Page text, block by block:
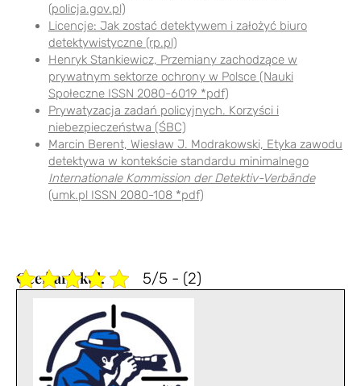
(policja.gov.pl)
Licencje: Jak zostać detektywem i założyć biuro
detektywistyczne (rp.pl)
Henryk Stankiewicz, Przemiany zachodzące w
prywatnym sektorze ochrony w Polsce (Nauki
Społeczne ISSN 2080-6019 *pdf)
Prywatyzacja zadań policyjnych. Korzyści i
niebezpieczeństwa (ŚBC)
Marcin Berent, Wiesław J. Modrakowski, Etyka zawodu
detektywa w kontekście standardu minimalnego
Internationale Kommission der Detektiv-Verbände
(umk.pl ISSN 2080-108 *pdf)
5/5 - (2)